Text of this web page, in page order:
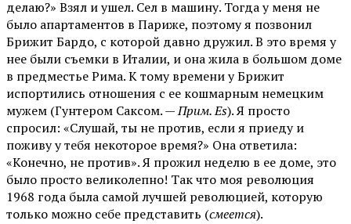
делаю?» Взял и ушел. Сел в машину. Тогда у меня не
было апартаментов в Париже, поэтому я позвонил
Брижит Бардо, с которой давно дружил. В это время у
нее были съемки в Италии, и она жила в большом доме
в предместье Рима. К тому времени у Брижит
испортились отношения с ее кошмарным немецким
мужем (Гунтером Саксом. —Прим. Es). Я просто
спросил: «Слушай, ты не против, если я приеду и
поживу у тебя некоторое время?» Она ответила:
«Конечно, не против». Я прожил неделю в ее доме, это
было просто великолепно! Так что моя революция
1968 года была самой лучшей революцией, которую
только можно себе представить (смеется).